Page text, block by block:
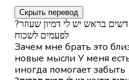
Скрыть перевод
?למה לי לקחת ללב יש לי דברים חדשים בראש יש לי דמיון שעוזר
לפעמים לשכוח
Зачем мне брать это
новые мысли У меня
иногда помогает забыть